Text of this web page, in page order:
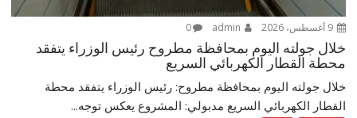
9 أغسطس، 2026 0
خلال جولته اليوم بمحافظة مطروح رئيس الوزراء يتفقد
محطة القطار الكهربائي السريع
خلال جولته اليوم بمحافظة مطروح: رئيس الوزراء يتفقد محطة
القطار الكهربائي السريع مدبولي: المشروع يعكس توجه...